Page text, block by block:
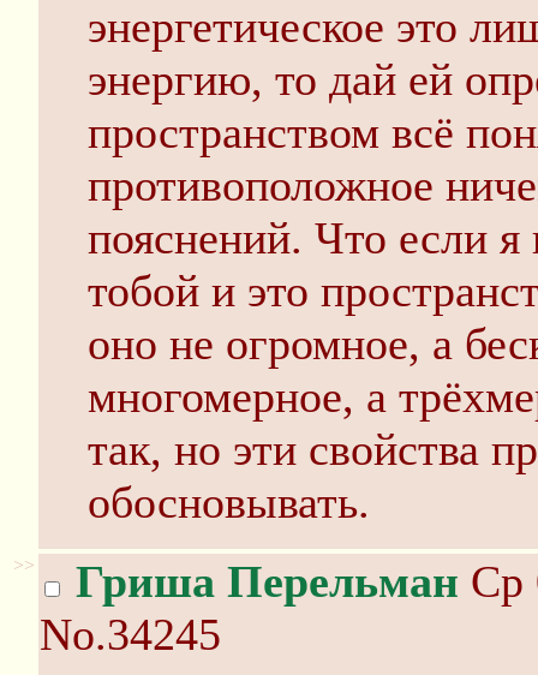
энергетическое это
энергию, то дай ей
пространством всё
противоположное
пояснений. Что если я
тобой и это
оно не огромное, а
многомерное, а
так, но эти свойства
обосновывать.
>> Гриша Перельман Ср
No.34245